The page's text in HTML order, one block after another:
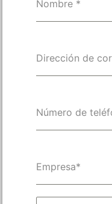
Nombre *
Dirección de
Número de
Empresa*